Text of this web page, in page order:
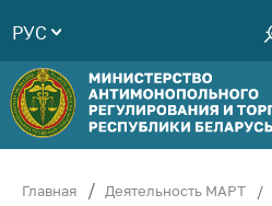
Руководство
Структура
Министерства
Территориальные
РУС
Главная Деятельность МАРТ